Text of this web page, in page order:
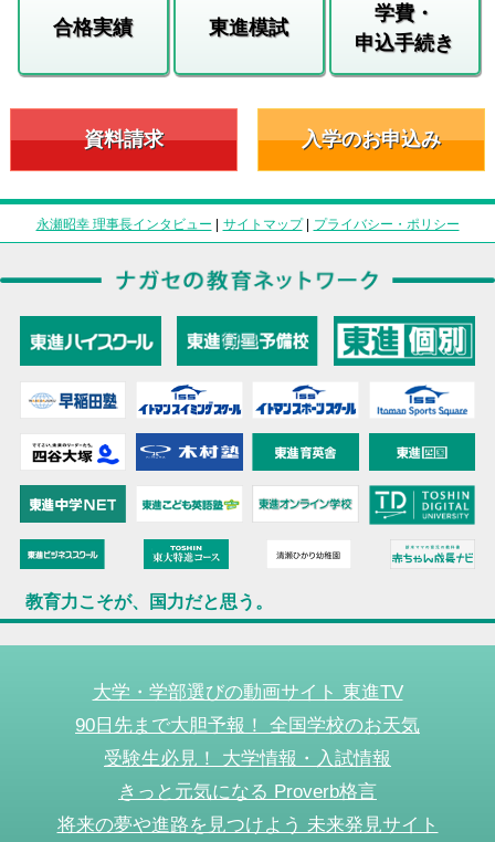
合格実績 東進模試
学費・
申込手続き
資料請求 入学のお申込み
永瀬昭幸 理事長インタビュー | サイトマップ| プライバシー・ポリシー
教育力こそが、国力だと思う。
大学・学部選びの動画サイト 東進TV
90日先まで大胆予報！ 全国学校のお天気
受験生必見！ 大学情報・入試情報
きっと元気になる Proverb格言
将来の夢や進路を見つけよう 未来発見サイト